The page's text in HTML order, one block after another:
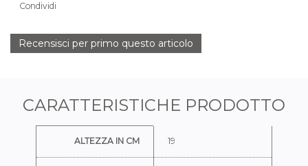
Condividi
Recensisci per primo questo articolo
CARATTERISTICHE PRODOTTO
ALTEZZA IN CM 19